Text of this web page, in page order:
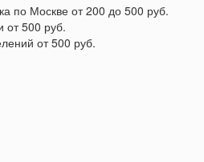
по Москве от 200 до 500 руб.
от 500 руб.
от 500 руб.